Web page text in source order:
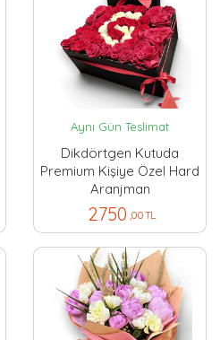
Aynı Gün Teslimat
Dikdörtgen Kutuda
Premium Kişiye Özel Hard
Aranjman
2750 ,00 TL